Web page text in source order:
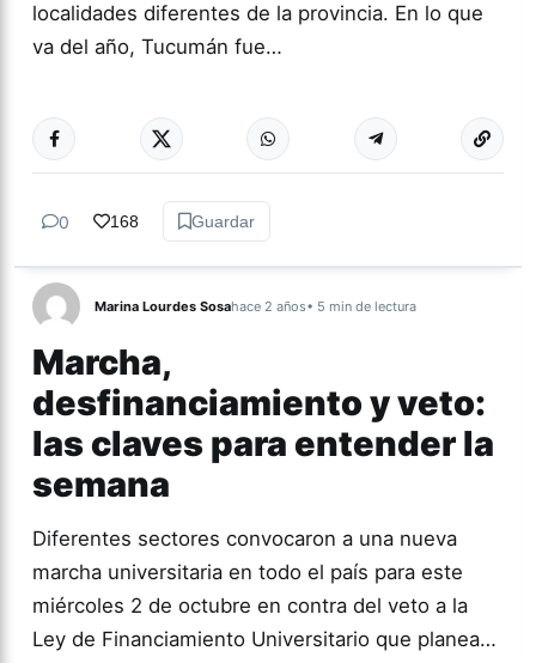
localidades diferentes de la provincia. En lo que
va del año, Tucumán fue…
GÉNERO Y
DIVERSIDAD
Más
0 168 Guardar
Marina Lourdes Sosahace 2 años• 5 min de lectura
Marcha,
desfinanciamiento y veto:
las claves para entender la
semana
Diferentes sectores convocaron a una nueva
marcha universitaria en todo el país para este
miércoles 2 de octubre en contra del veto a la
Ley de Financiamiento Universitario que planea…